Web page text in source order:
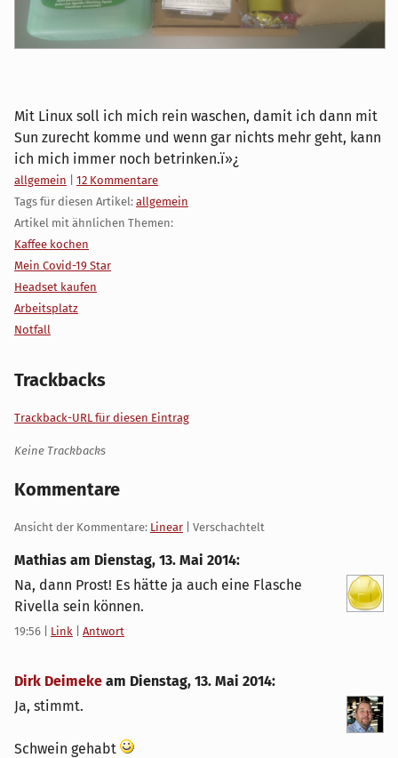
Mit Linux soll ich mich rein waschen, damit ich dann mit
Sun zurecht komme und wenn gar nichts mehr geht, kann
ich mich immer noch betrinken.ï»¿
Kategorien:
allgemein
12 Kommentare
Tags für diesen Artikel: allgemein
Artikel mit ähnlichen Themen:
Kaffee kochen
Mein Covid-19 Star
Headset kaufen
Arbeitsplatz
Notfall
Trackbacks
Trackback-URL für diesen Eintrag
Keine Trackbacks
Kommentare
Ansicht der Kommentare: Linear | Verschachtelt
Mathias am Dienstag, 13. Mai 2014:
Na, dann Prost! Es hätte ja auch eine Flasche
Rivella sein können.
19:56 Link Antwort
Dirk Deimeke am Dienstag, 13. Mai 2014:
Ja, stimmt.
Schwein gehabt